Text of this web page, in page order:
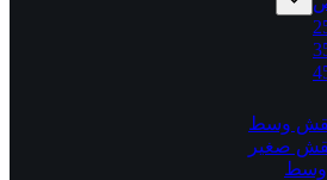
نقش وسط
صغير
وسط